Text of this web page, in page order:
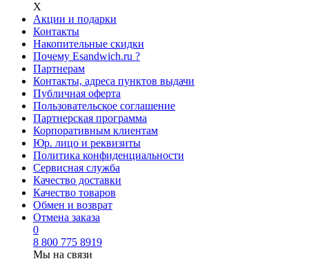
Х
Акции и подарки
Контакты
Накопительные скидки
Почему Esandwich.ru ?
Партнерам
Контакты, адреса пунктов выдачи
Публичная оферта
Пользовательское соглашение
Партнерская программа
Корпоративным клиентам
Юр. лицо и реквизиты
Политика конфиденциальности
Сервисная служба
Качество доставки
Качество товаров
Обмен и возврат
Отмена заказа
0
8 800 775 8919
Мы на связи